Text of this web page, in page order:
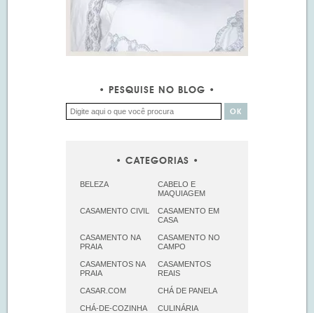
PESQUISE NO BLOG
CATEGORIAS
BELEZA
CABELO E
MAQUIAGEM
CASAMENTO CIVIL
CASAMENTO EM
CASA
CASAMENTO NA
PRAIA
CASAMENTO NO
CAMPO
CASAMENTOS NA
PRAIA
CASAMENTOS
REAIS
CASAR.COM CHÁ DE PANELA
CHÁ-DE-COZINHA CULINÁRIA